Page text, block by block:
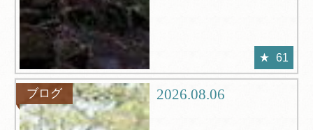
61
ブログ 2026.08.06